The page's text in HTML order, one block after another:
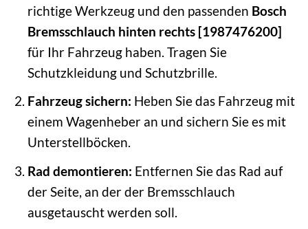
richtige Werkzeug und den passenden Bosch
Bremsschlauch hinten rechts [1987476200]
für Ihr Fahrzeug haben. Tragen Sie
Schutzkleidung und Schutzbrille.
Fahrzeug sichern: Heben Sie das Fahrzeug mit
einem Wagenheber an und sichern Sie es mit
Unterstellböcken.
Rad demontieren: Entfernen Sie das Rad auf
der Seite, an der der Bremsschlauch
ausgetauscht werden soll.